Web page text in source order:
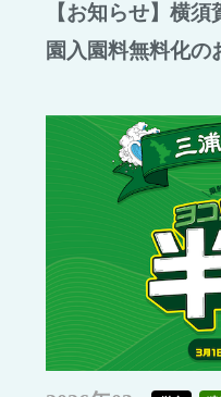
【お知らせ】横
園入園料無料化の